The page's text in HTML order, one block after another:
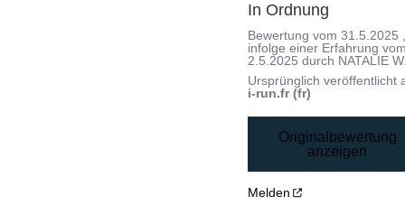
In Ordnung
Bewertung vom31.5.2025
infolge einer Erfahrung
2.5.2025 durch NATALIE
Ursprünglich veröffentlicht
i-run.fr (fr)
Originalbewertung
anzeigen
Melden